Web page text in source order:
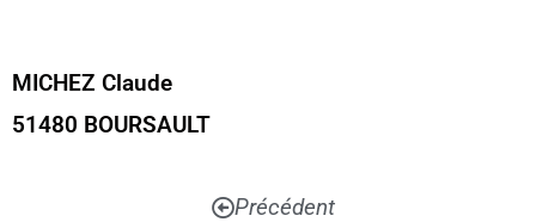
MICHEZ Claude
51480 BOURSAULT
Précédent